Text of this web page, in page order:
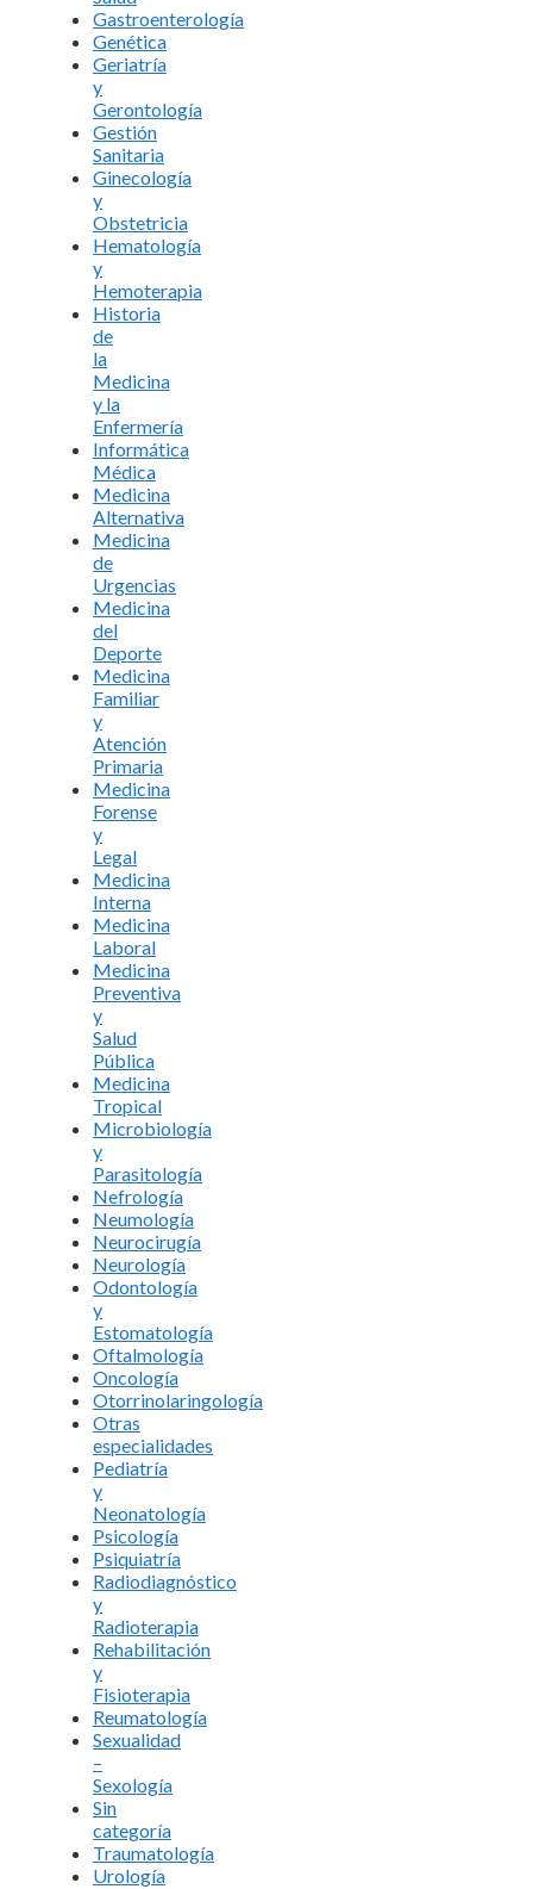
Gastroenterología
Genética
Geriatría
y
Gerontología
Gestión
Sanitaria
Ginecología
y
Obstetricia
Hematología
y
Hemoterapia
Historia
de
la
Medicina
y la
Enfermería
Informática
Médica
Medicina
Alternativa
Medicina
de
Urgencias
Medicina
del
Deporte
Medicina
Familiar
y
Atención
Primaria
Medicina
Forense
y
Legal
Medicina
Interna
Medicina
Laboral
Medicina
Preventiva
y
Salud
Pública
Medicina
Tropical
Microbiología
y
Parasitología
Nefrología
Neumología
Neurocirugía
Neurología
Odontología
y
Estomatología
Oftalmología
Oncología
Otorrinolaringología
Otras
especialidades
Pediatría
y
Neonatología
Psicología
Psiquiatría
Radiodiagnóstico
y
Radioterapia
Rehabilitación
y
Fisioterapia
Reumatología
Sexualidad
–
Sexología
Sin
categoría
Traumatología
Urología